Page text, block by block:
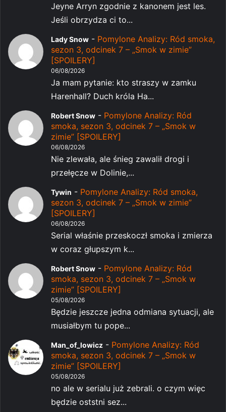
Jeyne Arryn zgodnie z kanonem jest les.
Jeśli obrzydza ci to...
Lady Snow - Pomylone Analizy: Ród smoka,
sezon 3, odcinek 7 – „Smok w zimie”
[SPOILERY]
06/08/2026
Ja mam pytanie: kto straszy w zamku
Harenhall? Duch króla Ha...
Robert Snow - Pomylone Analizy: Ród
smoka, sezon 3, odcinek 7 – „Smok w
zimie” [SPOILERY]
06/08/2026
Nie zlewała, ale śnieg zawalił drogi i
przełęcze w Dolinie,...
Tywin - Pomylone Analizy: Ród smoka,
sezon 3, odcinek 7 – „Smok w zimie”
[SPOILERY]
06/08/2026
Serial właśnie przeskoczł smoka i zmierza
w coraz głupszym k...
Robert Snow - Pomylone Analizy: Ród
smoka, sezon 3, odcinek 7 – „Smok w
zimie” [SPOILERY]
05/08/2026
Będzie jeszcze jedna odmiana sytuacji, ale
musiałbym tu pope...
Man_of_lowicz - Pomylone Analizy: Ród
smoka, sezon 3, odcinek 7 – „Smok w
zimie” [SPOILERY]
05/08/2026
no ale w serialu już zebrali. o czym więc
będzie oststni sez...